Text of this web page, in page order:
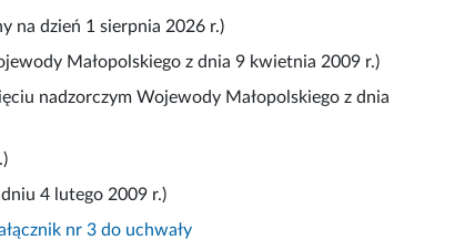
na dzień 1 sierpnia 2026 r.)
Małopolskiego z dnia 9 kwietnia 2009 r.)
nadzorczym Wojewody Małopolskiego z dnia
4 lutego 2009 r.)
nr 3 do uchwały